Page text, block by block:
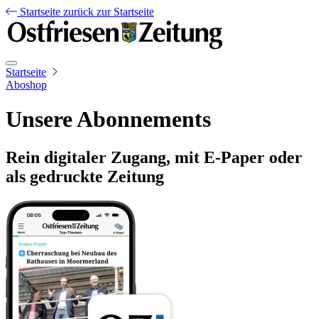
Startseite zurück zur Startseite
Startseite
Aboshop
Unsere Abonnements
Rein digitaler Zugang, mit E-Paper oder
als gedruckte Zeitung